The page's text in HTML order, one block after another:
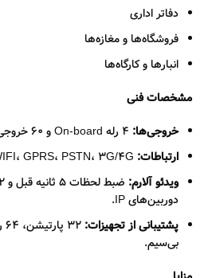
دفاتر اداری
فروشگاه‌ها و مغازه‌ها
انبارها و کارگاه‌ها
مشخصات فنی
خروجی‌ها:
ارتباطات:
ویدئو آلارم:
دوربین‌های IP.
پشتیبانی از تجهیزات:
بی‌سیم.